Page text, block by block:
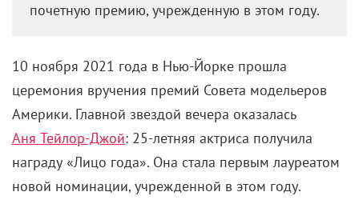
почетную премию, учрежденную в этом году.
10 ноября 2021 года в Нью-Йорке прошла
церемония вручения премий Совета модельеров
Америки. Главной звездой вечера оказалась
Аня Тейлор-Джой: 25-летняя актриса получила
награду «Лицо года». Она стала первым лауреатом
новой номинации, учрежденной в этом году.